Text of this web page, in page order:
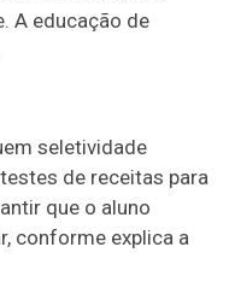
A educação de
seletividade
de receitas para
que o aluno
conforme explica a